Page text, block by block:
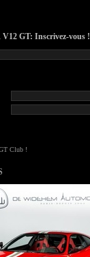
GT: Inscrivez-vous !